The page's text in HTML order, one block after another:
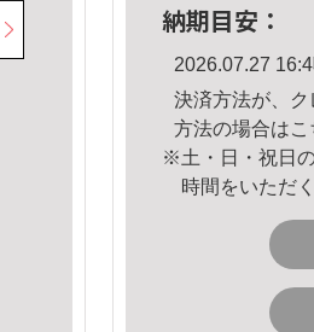
納期目安：
2026.07.27
決済方法が、
方法の場合はこ
※土・日・祝日
時間をいただ